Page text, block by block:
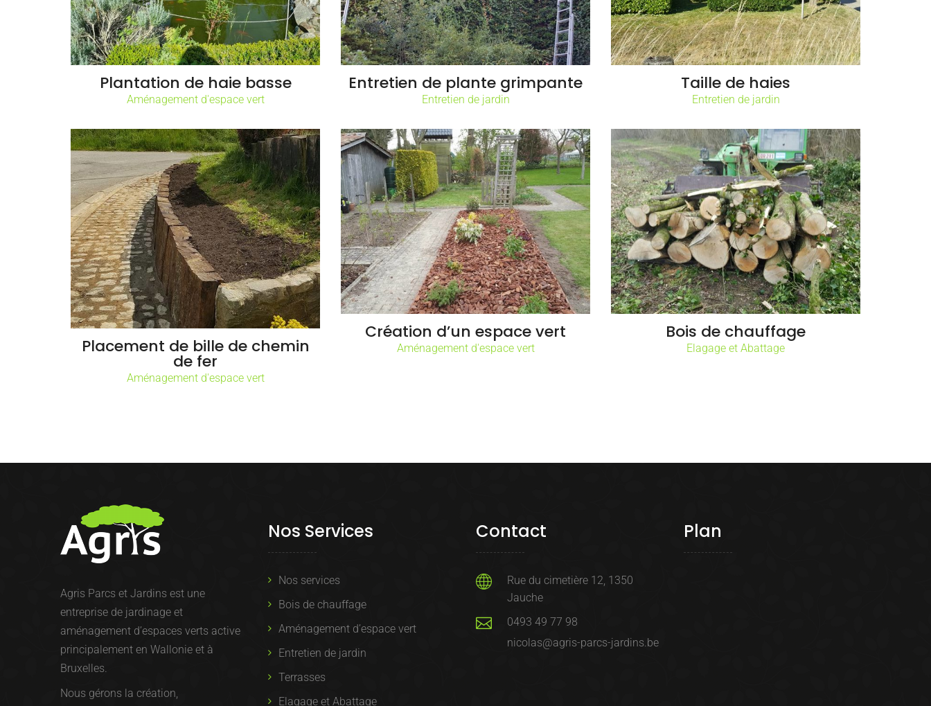
Plantation de haie basse
Aménagement d'espace vert
Entretien de plante grimpante
Entretien de jardin
Taille de haies
Entretien de jardin
Placement de bille de chemin
de fer
Aménagement d'espace vert
Création d’un espace vert
Aménagement d'espace vert
Bois de chauffage
Elagage et Abattage
Agris Parcs et Jardins est une
entreprise de jardinage et
aménagement d’espaces verts active
principalement en Wallonie et à
Bruxelles.
Nous gérons la création,
Nos Services
Nos services
Bois de chauffage
Aménagement d’espace vert
Entretien de jardin
Terrasses
Elagage et Abattage
Contact
Rue du cimetière 12, 1350
Jauche
0493 49 77 98
nicolas@agris-parcs-jardins.be
Plan